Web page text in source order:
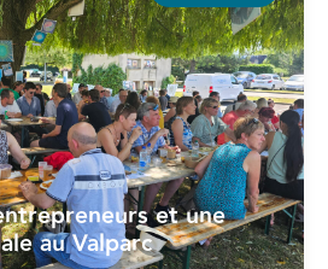
et une
au Valparc